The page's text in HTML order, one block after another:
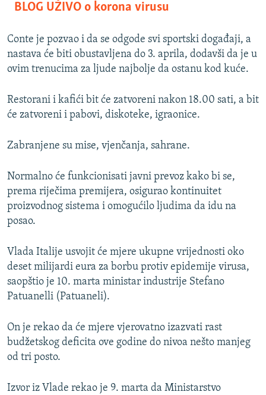
BLOG UŽIVO o korona virusu
Conte je pozvao i da se odgode svi sportski događaji, a
nastava će biti obustavljena do 3. aprila, dodavši da je u
ovim trenucima za ljude najbolje da ostanu kod kuće.
Restorani i kafići bit će zatvoreni nakon 18.00 sati, a bit
će zatvoreni i pabovi, diskoteke, igraonice.
Zabranjene su mise, vjenčanja, sahrane.
Normalno će funkcionisati javni prevoz kako bi se,
prema riječima premijera, osigurao kontinuitet
proizvodnog sistema i omogućilo ljudima da idu na
posao.
Vlada Italije usvojit će mjere ukupne vrijednosti oko
deset milijardi eura za borbu protiv epidemije virusa,
saopštio je 10. marta ministar industrije Stefano
Patuanelli (Patuaneli).
On je rekao da će mjere vjerovatno izazvati rast
budžetskog deficita ove godine do nivoa nešto manjeg
od tri posto.
Izvor iz Vlade rekao je 9. marta da Ministarstvo